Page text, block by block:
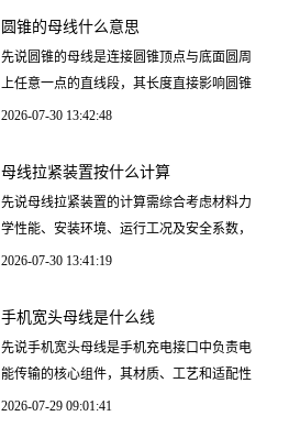
圆锥的母线什么意思
先说圆锥的母线是连接圆锥顶点与底面圆周
上任意一点的直线段，其长度直接影响圆锥
的几何性质与实际应用。理解母线的定义、
2026-07-30 13:42:48
母线拉紧装置按什么计算
先说母线拉紧装置的计算需综合考虑材料力
学性能、安装环境、运行工况及安全系数，
核心计算依据包括张力公式、弹性模量、热
2026-07-30 13:41:19
手机宽头母线是什么线
先说手机宽头母线是手机充电接口中负责电
能传输的核心组件，其材质、工艺和适配性
直接影响充电效率与设备安全性。选择优质
2026-07-29 09:01:41